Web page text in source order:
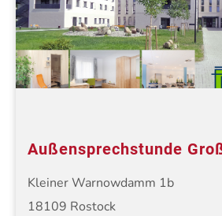
Außensprechstunde
Kleiner Warnowdamm 1b
18109 Rostock